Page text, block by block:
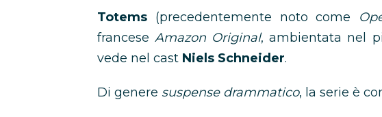
Totems (precedentemente noto come
franceseAmazon Original, ambientata nel
vede nel cast Niels Schneider.
Di genere suspense drammatico, la serie è